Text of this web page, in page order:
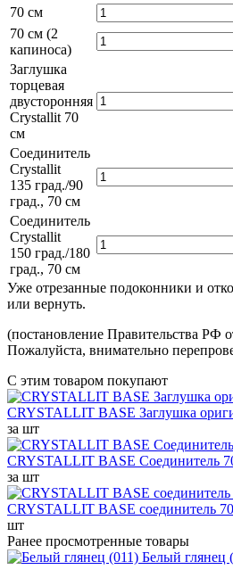
70 см
70 см (2
капиноса)
Заглушка
торцевая
двусторонняя
Crystallit 70
см
Соединитель
Crystallit
135 град./90
град., 70 см
Соединитель
Crystallit
150 град./180
град., 70 см
Уже отрезанные подоконники и
или вернуть.
(постановление Правительства РФ
Пожалуйста, внимательно
С этим товаром покупают
CRYSTALLIT BASE Заглушка
за шт
CRYSTALLIT BASE Соединитель
за шт
CRYSTALLIT BASE соединитель
шт
Ранее просмотренные товары
Белый глянец